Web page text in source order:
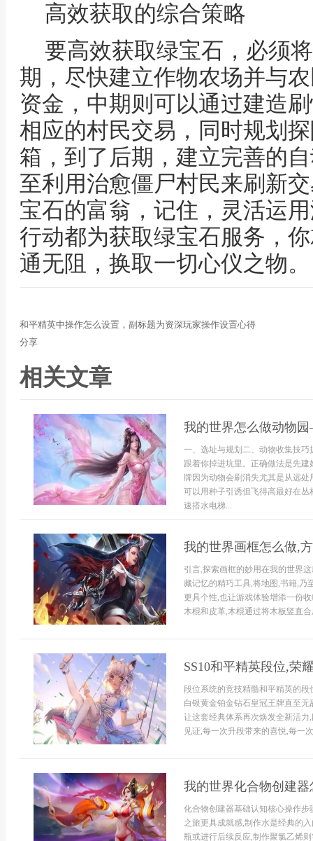
高效获取的综合策略
要高效获取绿宝石，必须
期，尽快建立作物农场并与
资金，中期则可以通过建造
相应的村民交易，同时规划
箱，到了后期，建立完善的
至利用治愈僵尸村民来刷新
宝石的富翁，记住，灵活运
行动都为获取绿宝石服务，
通无阻，换取一切心仪之物。
和平精英中操作怎么设置，副标题为资深玩家操作设置心得
分享
相关文章
我的世界怎么做动物
一、选址与规划二、动物收集技
跟着你掉进坑里。正确做法是先
牌因为动物会刷消失尤其是从远
可以用种子引诱但飞得高最好在
速搭水电梯...
我的世界画框怎么做,
引言,探索画框的妙用在我的世界
藏记忆的精巧工具,将地图,书籍,乃
更具个性,也让游戏体验增添一份
木棍和皮革,木棍通过将木板竖直
SS10和平精英段位,荣
段位系统的竞技精髓和平精英的
白银黄金铂金钻石皇冠王牌直至
让这套经典体系再次焕发全新活
见证,每一次升段带来的喜悦,每一
我的世界化合物创建
化合物创建器基础认知核心操作
之旅更具成就感,制作水是经典的
瓶或进行后续反应,制作聚氯乙烯